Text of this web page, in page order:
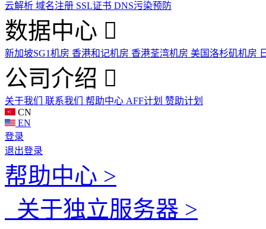
云解析 域名注册 SSL证书 DNS污染预防
数据中心
新加坡SG1机房 香港和记机房 香港荃湾机房 美国洛杉矶机房
公司介绍
关于我们 联系我们 帮助中心 AFF计划 赞助计划
CN
EN
登录
退出登录
帮助中心 >
关于独立服务器 >